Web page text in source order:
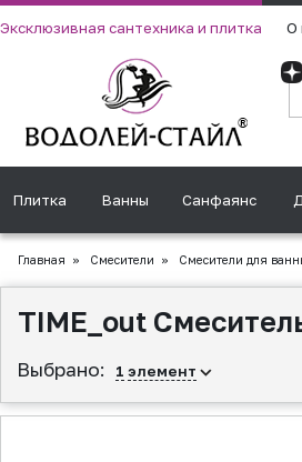
Эксклюзивная сантехника и плитка О
Плитка Ванны Санфаянс
Главная » Смесители » Смесители для
TIME_out
Выбрано: 1 элемент